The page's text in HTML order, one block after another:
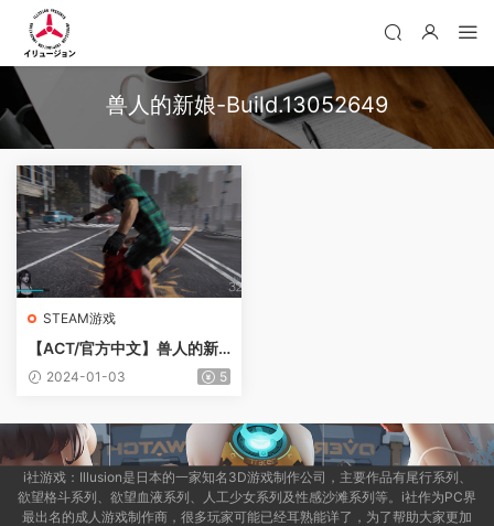
兽人的新娘-Build.13052649
STEAM游戏
【ACT/官方中文】兽人的新
娘-Build.13052649-1.0.18-
2024-01-03 5
i社游戏：Illusion是日本的一家知名3D游戏制作公司，主要作品有尾行系列、
欲望格斗系列、欲望血液系列、人工少女系列及性感沙滩系列等。i社作为PC界
最出名的成人游戏制作商，很多玩家可能已经耳熟能详了，为了帮助大家更加